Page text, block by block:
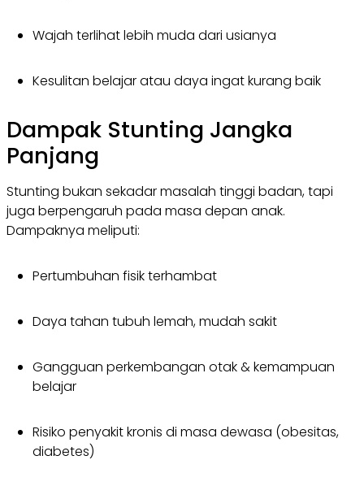
Wajah terlihat lebih muda dari usianya
Kesulitan belajar atau daya ingat kurang baik
Dampak Stunting Jangka
Panjang
Stunting bukan sekadar masalah tinggi badan, tapi
juga berpengaruh pada masa depan anak.
Dampaknya meliputi:
Pertumbuhan fisik terhambat
Daya tahan tubuh lemah, mudah sakit
Gangguan perkembangan otak & kemampuan
belajar
Risiko penyakit kronis di masa dewasa (obesitas,
diabetes)